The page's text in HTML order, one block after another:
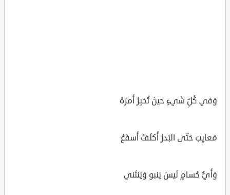
وَفي كُلِّ شَيءٍ حينَ تُخبِرُ أَمرَهُ
مَعايِبَ حَتّى البَدرُ أَكلَفُ أَسفَعُ
وَأَيُّ حُسامٍ لَيسَ يَنبو وَيَنثَني